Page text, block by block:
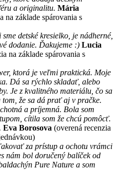
a originalitu. Mária
na základe spárovania s
detské kresielko, je nádherné,
dodanie. Ďakujeme :) Lucia
na základe spárovania s
ktorá je veľmi praktická. Moje
Dá sa rýchlo skladať, alebo
Je z kvalitného materiálu, čo sa
že sa dá prať aj v pračke.
a príjemná. Bola som
cítila som že chcú pomôcť.
Eva Borosova (overená recenzia
za prístup a ochotu vrámci
nám bol doručený balíček od
Pure Nature a som